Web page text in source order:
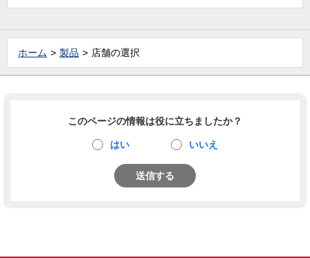
ホーム 製品 店舗の選択
このページの情報は役に立ちましたか？
はい いいえ
送信する